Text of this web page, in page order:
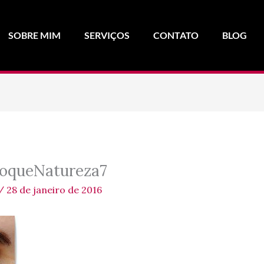
SOBRE MIM SERVIÇOS CONTATO BLOG
/ 28 de janeiro de 2016